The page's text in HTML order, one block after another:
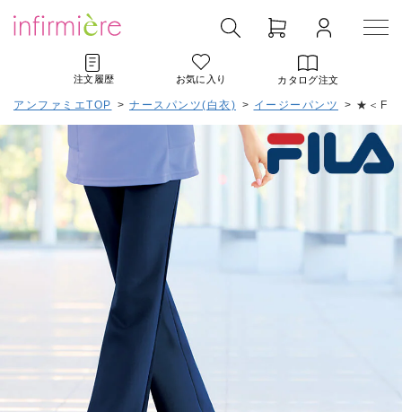
注文履歴 お気に入り カタログ注文
アンファミエTOP > ナースパンツ(白衣) > イージーパンツ > ★＜